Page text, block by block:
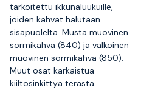
tarkoitettu ikkunaluukuille,
joiden kahvat halutaan
sisäpuolelta. Musta muovinen
sormikahva (840) ja valkoinen
muovinen sormikahva (850).
Muut osat karkaistua
kiiltosinkittyä terästä.